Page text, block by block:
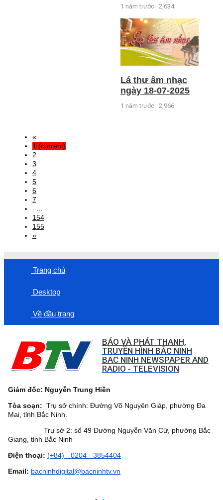
1 năm trước 2,634
Lá thư âm nhạc
ngày 18-07-2025
1 năm trước 2,966
«
1 (current)
2
3
4
5
6
7
154
155
»
Trang chủ
Desktop
Về đầu trang
BÁO VÀ PHÁT THANH,
TRUYỀN HÌNH BẮC NINH
BAC NINH NEWSPAPER AND
RADIO - TELEVISION
Giám đốc: Nguyễn Trung Hiền
Tòa soạn: Trụ sở chính: Đường Võ Nguyên Giáp, phường Đa
Mai, tỉnh Bắc Ninh.
Trụ sở 2: số 49 Đường Nguyễn Văn Cừ, phường Bắc
Giang, tỉnh Bắc Ninh
Điện thoại: (+84) - 0204 - 3854404
Email: bacninhdigital@bacninhtv.vn